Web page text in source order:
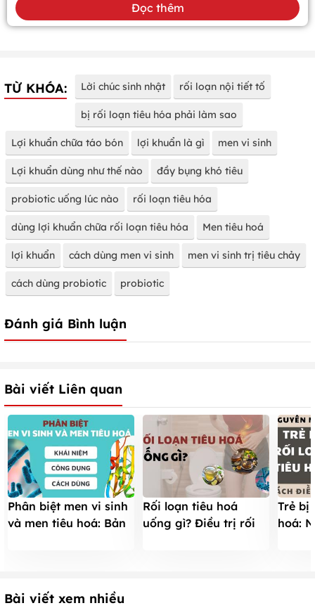
Đọc thêm
TỪ KHÓA: Lời chúc sinh nhật rối loạn nội tiết tố
bị rối loạn tiêu hóa phải làm sao
Lợi khuẩn chữa táo bón lợi khuẩn là gì men vi sinh
Lợi khuẩn dùng như thế nào đầy bụng khó tiêu
probiotic uống lúc nào rối loạn tiêu hóa
dùng lợi khuẩn chữa rối loạn tiêu hóa Men tiêu hoá
lợi khuẩn cách dùng men vi sinh men vi sinh trị tiêu chảy
cách dùng probiotic probiotic
Đánh giá Bình luận
Bài viết Liên quan
Phân biệt men vi sinh
và men tiêu hoá: Bản
Rối loạn tiêu hoá
uống gì? Điều trị rối
Trẻ bị
hoá:
Bài viết xem nhiều